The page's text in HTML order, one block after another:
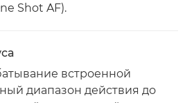
Shot AF).
встроенной
диапазон действия до